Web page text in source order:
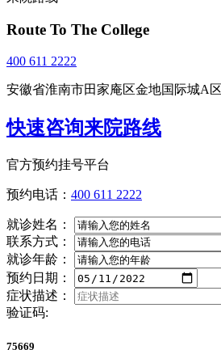
Route To The College
400 611 2222
安徽省淮南市田家庵区金地国际城A
快速咨询来院路线
官方预约挂号平台
预约电话： 400 611 2222
就诊姓名：
联系方式：
就诊年龄：
预约日期：
症状描述：
验证码:
75669